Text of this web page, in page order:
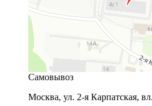
Самовывоз
Москва, ул. 2-я Карпатская,